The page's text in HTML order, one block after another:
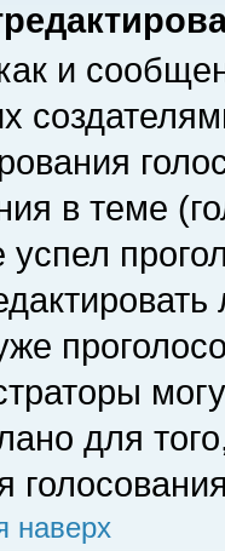
и
в теме
успел
для
наверх